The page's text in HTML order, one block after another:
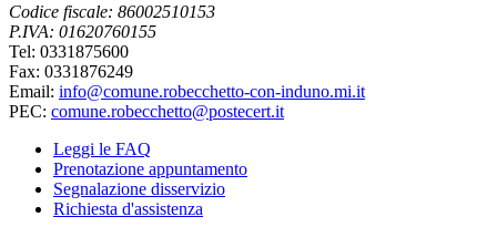
Codice fiscale: 86002510153
P.IVA: 01620760155
Tel: 0331875600
Fax: 0331876249
Email: info@comune.robecchetto-con-induno.mi.it
PEC: comune.robecchetto@postecert.it
Leggi le FAQ
Prenotazione appuntamento
Segnalazione disservizio
Richiesta d'assistenza